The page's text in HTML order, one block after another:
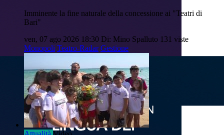
Imminente la fine naturale della concessione ai "Teatri di
Bari"
ven, 07 ago 2026 18:30 Di: Mino Spalluto 131 viste
Monopoli Teatro-Radar Gestione